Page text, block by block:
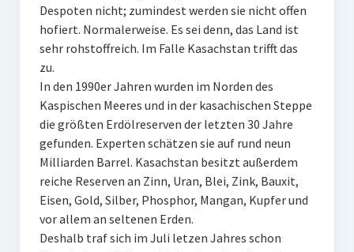
Despoten nicht; zumindest werden sie nicht offen
hofiert. Normalerweise. Es sei denn, das Land ist
sehr rohstoffreich. Im Falle Kasachstan trifft das
zu.
In den 1990er Jahren wurden im Norden des
Kaspischen Meeres und in der kasachischen Steppe
die größten Erdölreserven der letzten 30 Jahre
gefunden. Experten schätzen sie auf rund neun
Milliarden Barrel. Kasachstan besitzt außerdem
reiche Reserven an Zinn, Uran, Blei, Zink, Bauxit,
Eisen, Gold, Silber, Phosphor, Mangan, Kupfer und
vor allem an seltenen Erden.
Deshalb traf sich im Juli letzen Jahres schon